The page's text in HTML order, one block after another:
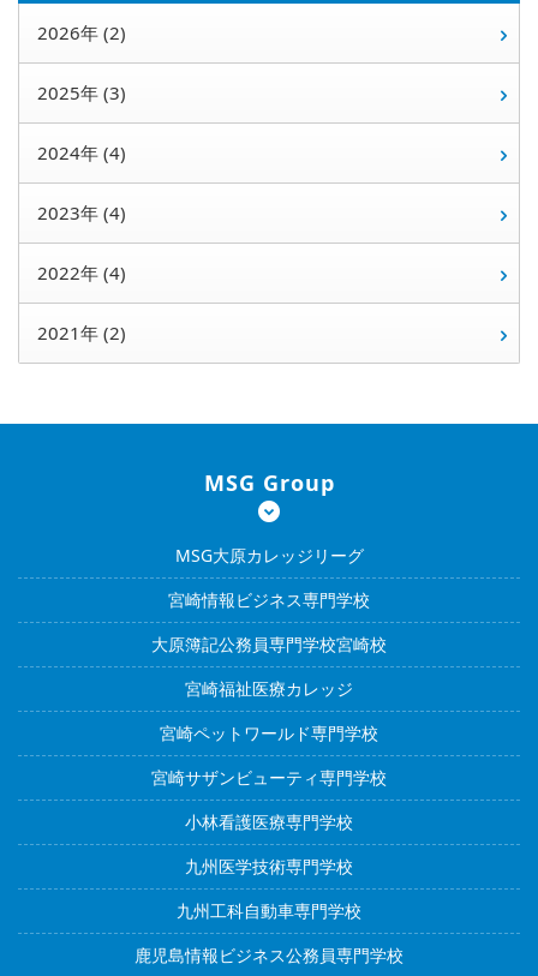
2026年 (2)
2025年 (3)
2024年 (4)
2023年 (4)
2022年 (4)
2021年 (2)
MSG Group
MSG大原カレッジリーグ
宮崎情報ビジネス専門学校
大原簿記公務員専門学校宮崎校
宮崎福祉医療カレッジ
宮崎ペットワールド専門学校
宮崎サザンビューティ専門学校
小林看護医療専門学校
九州医学技術専門学校
九州工科自動車専門学校
鹿児島情報ビジネス公務員専門学校